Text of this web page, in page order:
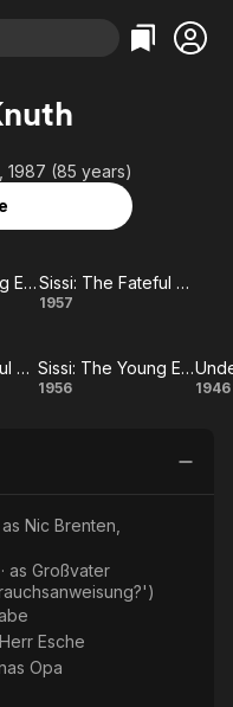
Categories
Comedy
Documentary
Music
Western
Categories
True Crime
Comedy
Kids & Family
1987 (85 years)
Sissi: The Young Empress
Sissi:
Fateful
Years of
Sissi: The Fateful Years of an Empress
1957
Sissi: The Fateful Years of an Empress
Sissi:
Sissi: The Young Empress
1956 1946
as Nic Brenten,
· as Großvater
Herr Esche
Opa